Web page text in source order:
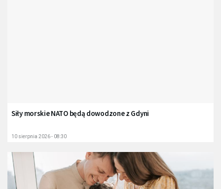
Siły morskie NATO będą dowodzone z Gdyni
10 sierpnia 2026 - 08:30